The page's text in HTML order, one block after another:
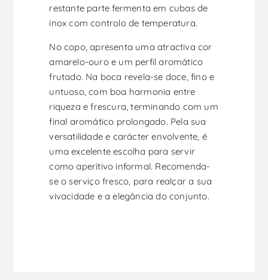
restante parte fermenta em cubas de
inox com controlo de temperatura.
No copo, apresenta uma atractiva cor
amarelo-ouro e um perfil aromático
frutado. Na boca revela-se doce, fino e
untuoso, com boa harmonia entre
riqueza e frescura, terminando com um
final aromático prolongado. Pela sua
versatilidade e carácter envolvente, é
uma excelente escolha para servir
como aperitivo informal. Recomenda-
se o serviço fresco, para realçar a sua
vivacidade e a elegância do conjunto.